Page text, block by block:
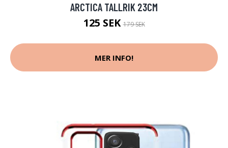
ARCTICA TALLRIK 23CM
125 SEK179 SEK
MER INFO!